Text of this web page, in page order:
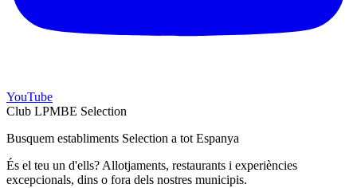
YouTube
Club LPMBE Selection
Busquem establiments Selection a tot Espanya
És el teu un d'ells? Allotjaments, restaurants i experiències
excepcionals, dins o fora dels nostres municipis.